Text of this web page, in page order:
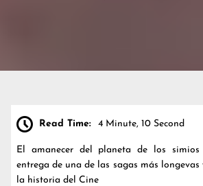
Read Time: 4 Minute, 10 Second
El amanecer del planeta de los
entrega de una de las sagas más longevas
la historia del Cine